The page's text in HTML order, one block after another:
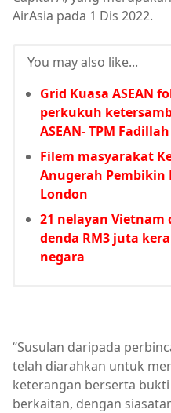
AirAsia pada 1 Dis 2022.
You may also like...
Grid Kuasa ASEAN
perkukuh
ASEAN- TPM Fadillah
Filem masyarakat
Anugerah Pembikin
London
21 nelayan
denda RM3 juta
negara
“Susulan daripada
telah diarahkan untuk
keterangan berserta
berkaitan, dengan